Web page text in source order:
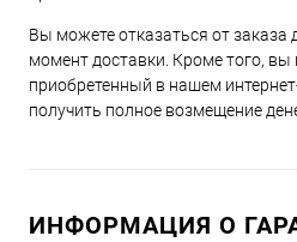
Вы можете отказаться от заказа
момент доставки. Кроме того, вы
приобретенный в нашем
получить полное возмещение
ИНФОРМАЦИЯ О